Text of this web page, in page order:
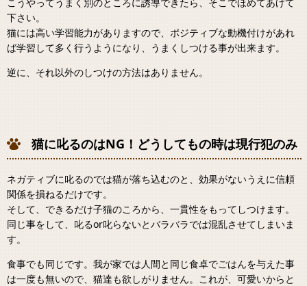
下さい。
猫には高い学習能力がありますので、ポジティブな動機付けがあれ
ば学習して多く行うようになり、うまくしつける事が出来ます。
逆に、それ以外のしつけの方法はありません。
猫に叱るのはNG！どうしてもの時は現行犯のみ
ネガティブに叱るのでは猫が落ち込むのと、効果がないうえに信頼
関係を損ねるだけです。
そして、できるだけ子猫のころから、一貫性をもってしつけます。
同じ事をして、叱るor叱らないとバラバラでは混乱させてしまいま
す。
食事でも同じです。我が家では人間と同じ食卓でごはんを与えた事
は一度も無いので、猫達も欲しがりません。これが、可愛いからと